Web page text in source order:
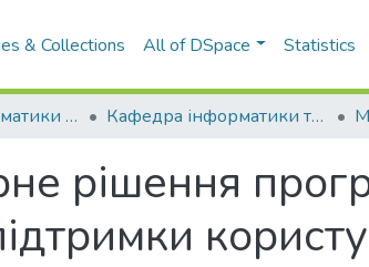
& Collections All of DSpace Statistics
Факультет інформатики та обчислювальної техніки (ФІОТ) Кафедра інформатики та програмної інженерії (ІПІ)
рішення